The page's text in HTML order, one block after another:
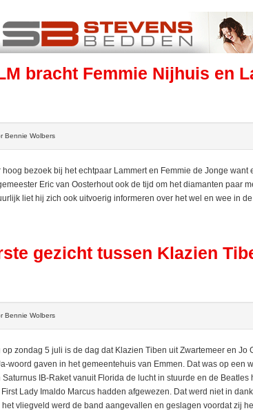
bracht Femmie Nijhuis en
Bennie Wolbers
bezoek bij het echtpaar Lammert en Femmie de Jonge want
Eric van Oosterhout ook de tijd om het diamanten paar
liet hij zich ook uitvoerig informeren over het wel en wee in
gezicht tussen Klazien
Bennie Wolbers
op zondag 5 juli is de dag dat Klazien Tiben uit Zwartemeer en Jo
woord gaven in het gemeentehuis van Emmen. Dat was op een
IB-Raket vanuit Florida de lucht in stuurde en de Beatles
Lady Imaldo Marcus hadden afgewezen. Dat werd niet in
vliegveld werd de band aangevallen en geslagen voordat zij